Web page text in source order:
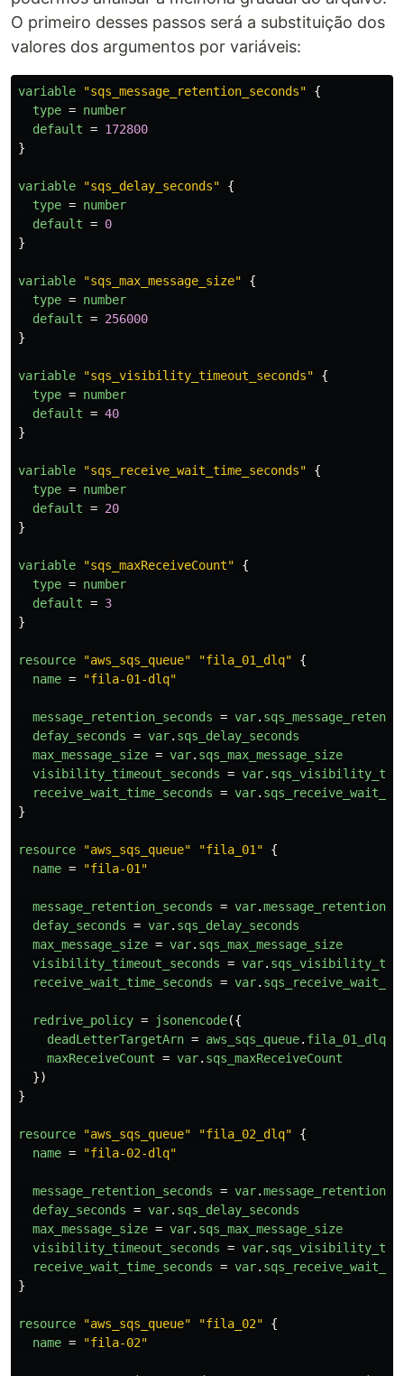
O primeiro desses passos será a substituição dos
valores dos argumentos por variáveis:
variable "sqs_message_retention_seconds"
{
type = number
default = 172800
}
variable "sqs_delay_seconds"
{
type = number
default = 0
}
variable "sqs_max_message_size"
{
type = number
default = 256000
}
variable "sqs_visibility_timeout_seconds"
{
type = number
default = 40
}
variable "sqs_receive_wait_time_seconds"
{
type = number
default = 20
}
variable "sqs_maxReceiveCount"
{
type = number
default = 3
}
resource "aws_sqs_queue" "fila_01_dlq"
{
name = "fila-01-dlq"
message_retention_seconds = var.
defay_seconds = var. sqs_delay_seconds
max_message_size = var. sqs_max_message_size
visibility_timeout_seconds = var.
receive_wait_time_seconds = var.
}
resource "aws_sqs_queue" "fila_01"
{
name = "fila-01"
message_retention_seconds = var.
defay_seconds = var. sqs_delay_seconds
max_message_size = var. sqs_max_message_size
visibility_timeout_seconds = var.
receive_wait_time_seconds = var.
redrive_policy = jsonencode({
deadLetterTargetArn = aws_sqs_queue. fila_01_dlq
maxReceiveCount = var. sqs_maxReceiveCount
})
}
resource "aws_sqs_queue" "fila_02_dlq"
{
name = "fila-02-dlq"
message_retention_seconds = var.
defay_seconds = var. sqs_delay_seconds
max_message_size = var. sqs_max_message_size
visibility_timeout_seconds = var.
receive_wait_time_seconds = var.
}
resource "aws_sqs_queue" "fila_02"
{
name = "fila-02"